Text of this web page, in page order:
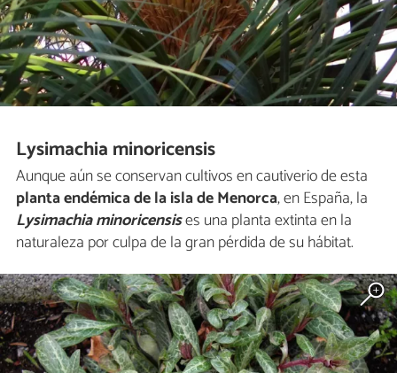
Lysimachia minoricensis
Aunque aún se conservan cultivos en cautiverio de esta
planta endémica de la isla de Menorca, en España, la
Lysimachia minoricensises una planta extinta en la
naturaleza por culpa de la gran pérdida de su hábitat.